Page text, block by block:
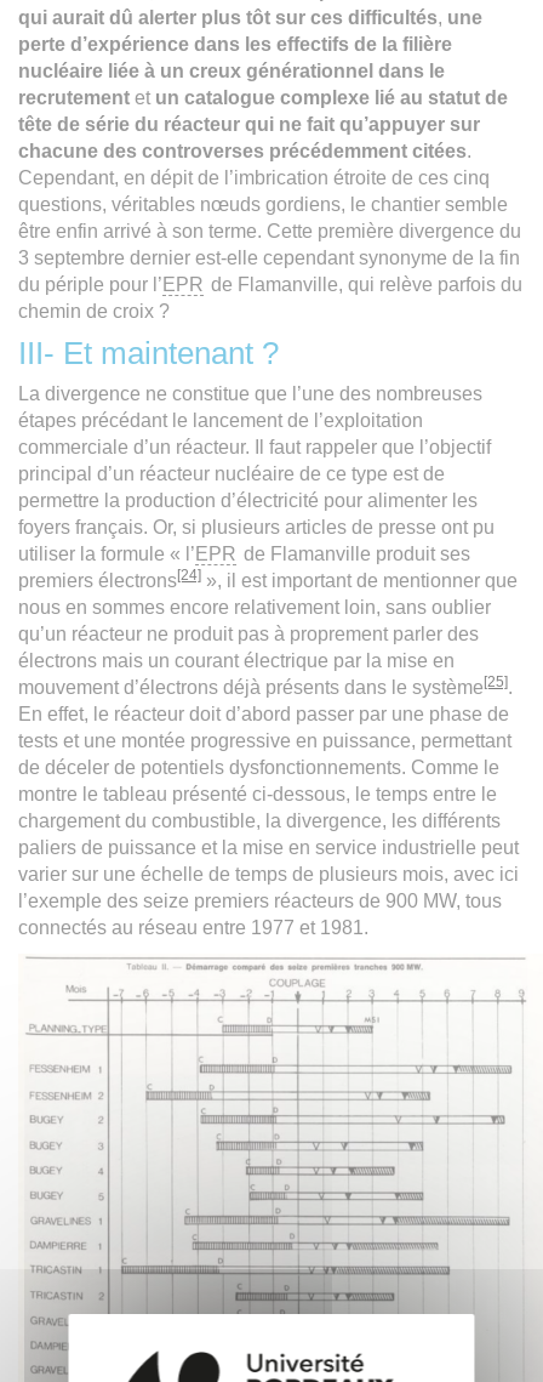
qui aurait dû alerter plus tôt sur ces difficultés, une
perte d’expérience dans les effectifs de la filière
nucléaire liée à un creux générationnel dans le
recrutement et un catalogue complexe lié au statut de
tête de série du réacteur qui ne fait qu’appuyer sur
chacune des controverses précédemment citées.
Cependant, en dépit de l’imbrication étroite de ces cinq
questions, véritables nœuds gordiens, le chantier semble
être enfin arrivé à son terme. Cette première divergence du
3 septembre dernier est-elle cependant synonyme de la fin
du périple pour l’ EPR de Flamanville, qui relève parfois du
chemin de croix ?
III- Et maintenant ?
La divergence ne constitue que l’une des nombreuses
étapes précédant le lancement de l’exploitation
commerciale d’un réacteur. Il faut rappeler que l’objectif
principal d’un réacteur nucléaire de ce type est de
permettre la production d’électricité pour alimenter les
foyers français. Or, si plusieurs articles de presse ont pu
utiliser la formule « l’ EPR de Flamanville produit ses
premiers électrons[24] », il est important de mentionner que
nous en sommes encore relativement loin, sans oublier
qu’un réacteur ne produit pas à proprement parler des
électrons mais un courant électrique par la mise en
mouvement d’électrons déjà présents dans le système[25].
En effet, le réacteur doit d’abord passer par une phase de
tests et une montée progressive en puissance, permettant
de déceler de potentiels dysfonctionnements. Comme le
montre le tableau présenté ci-dessous, le temps entre le
chargement du combustible, la divergence, les différents
paliers de puissance et la mise en service industrielle peut
varier sur une échelle de temps de plusieurs mois, avec ici
l’exemple des seize premiers réacteurs de 900 MW, tous
connectés au réseau entre 1977 et 1981.